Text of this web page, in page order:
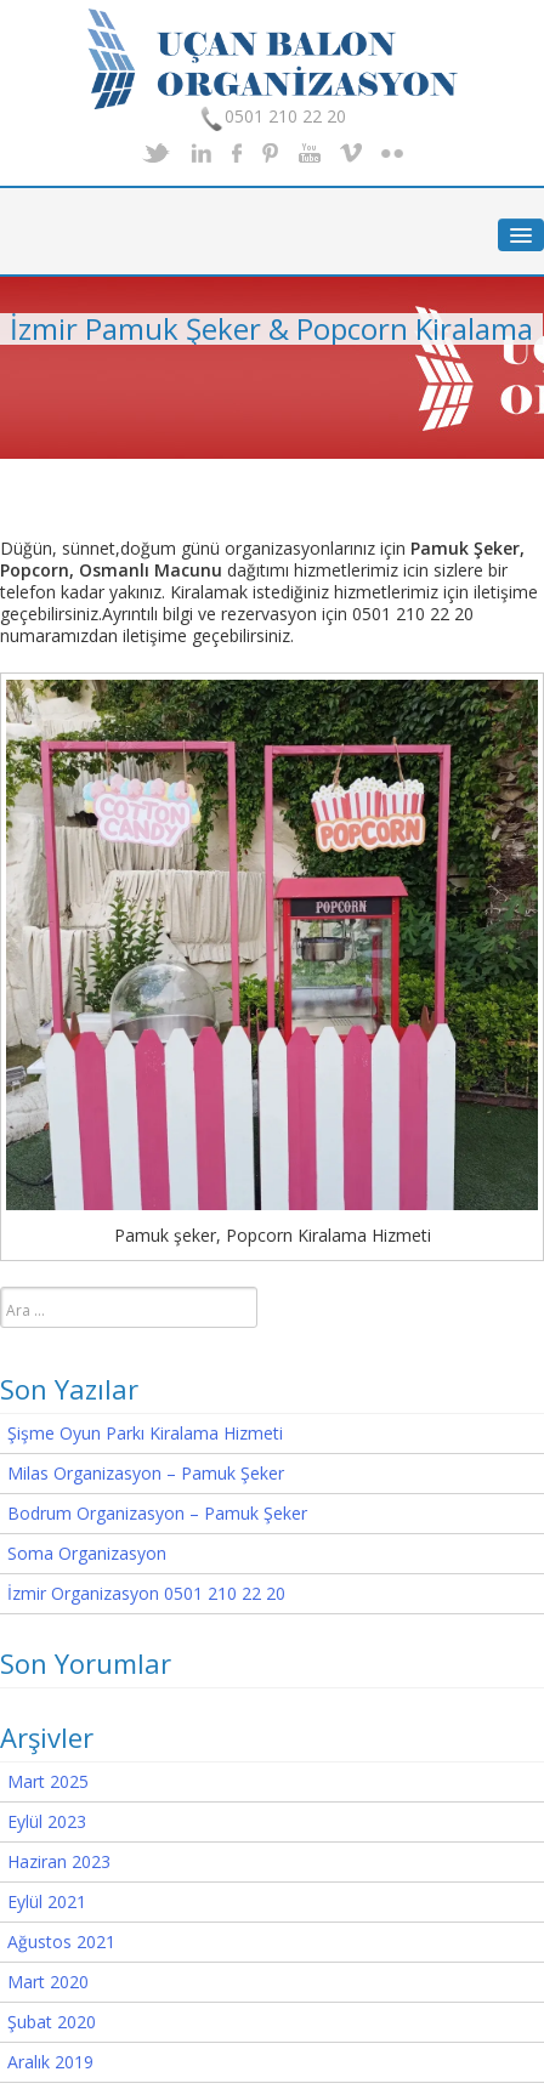
0501 210 22 20
Hakkımızda
Hizmetlerimiz
Organizasyon
İzmir Pamuk Şeker & Popcorn Kiralama
Düğün, sünnet,doğum günü organizasyonlarınız için Pamuk Şeker,
Popcorn, Osmanlı Macunu dağıtımı hizmetlerimiz icin sizlere bir
telefon kadar yakınız. Kiralamak istediğiniz hizmetlerimiz için iletişime
geçebilirsiniz.Ayrıntılı bilgi ve rezervasyon için 0501 210 22 20
numaramızdan iletişime geçebilirsiniz.
Pamuk şeker, Popcorn Kiralama Hizmeti
Arama:
Son Yazılar
Şişme Oyun Parkı Kiralama Hizmeti
Milas Organizasyon – Pamuk Şeker
Bodrum Organizasyon – Pamuk Şeker
Soma Organizasyon
İzmir Organizasyon 0501 210 22 20
Son Yorumlar
Arşivler
Mart 2025
Eylül 2023
Haziran 2023
Eylül 2021
Ağustos 2021
Mart 2020
Şubat 2020
Aralık 2019